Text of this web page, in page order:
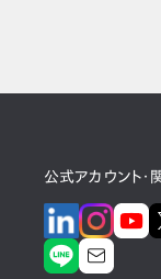
公式アカウント・